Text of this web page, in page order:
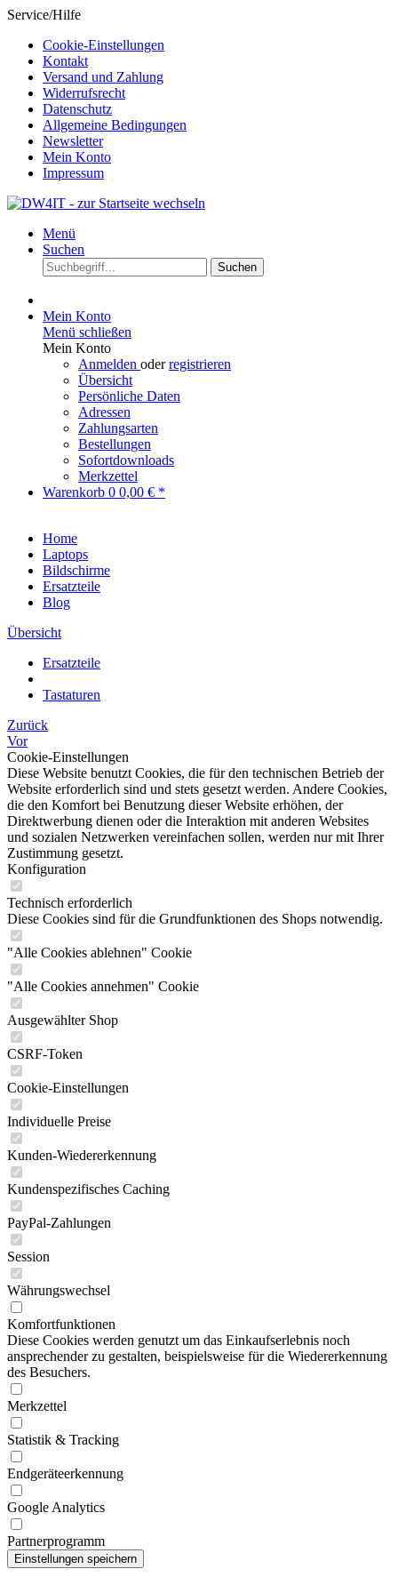
Service/Hilfe
Cookie-Einstellungen
Kontakt
Versand und Zahlung
Widerrufsrecht
Datenschutz
Allgemeine Bedingungen
Newsletter
Mein Konto
Impressum
Menü
Suchen
Suchen
Mein Konto
Menü schließen
Mein Konto
Anmelden oderregistrieren
Übersicht
Persönliche Daten
Adressen
Zahlungsarten
Bestellungen
Sofortdownloads
Merkzettel
Warenkorb 0 0,00 € *
Home
Laptops
Bildschirme
Ersatzteile
Blog
Übersicht
Ersatzteile
Tastaturen
Zurück
Vor
Cookie-Einstellungen
Diese Website benutzt Cookies, die für den technischen Betrieb der
Website erforderlich sind und stets gesetzt werden. Andere Cookies,
die den Komfort bei Benutzung dieser Website erhöhen, der
Direktwerbung dienen oder die Interaktion mit anderen Websites
und sozialen Netzwerken vereinfachen sollen, werden nur mit Ihrer
Zustimmung gesetzt.
Konfiguration
Technisch erforderlich
Diese Cookies sind für die Grundfunktionen des Shops notwendig.
"Alle Cookies ablehnen" Cookie
"Alle Cookies annehmen" Cookie
Ausgewählter Shop
CSRF-Token
Cookie-Einstellungen
Individuelle Preise
Kunden-Wiedererkennung
Kundenspezifisches Caching
PayPal-Zahlungen
Session
Währungswechsel
Komfortfunktionen
Diese Cookies werden genutzt um das Einkaufserlebnis noch
ansprechender zu gestalten, beispielsweise für die Wiedererkennung
des Besuchers.
Merkzettel
Statistik & Tracking
Endgeräteerkennung
Google Analytics
Partnerprogramm